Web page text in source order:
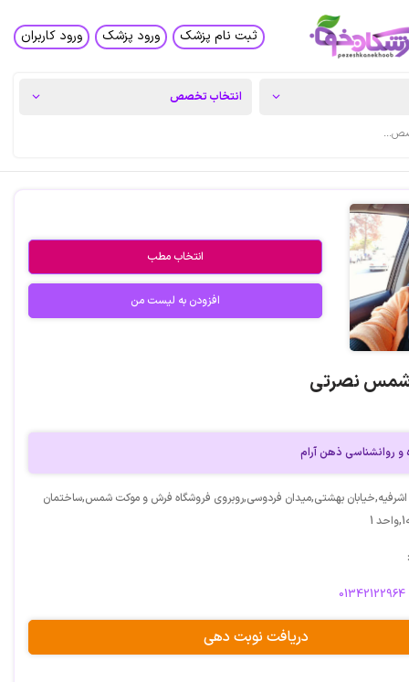
ثبت نام پزشک ورود پزشک ورود کاربران
انتخاب مطب
افزودن به لیست من
شمس نصرتی
و روانشناسی ذهن آرام
اشرفیه,خیابان بهشتی,میدان فردوسی,روبروی فروشگاه فرش و موکت شمس,ساختمان
01342122964
دریافت نوبت دهی